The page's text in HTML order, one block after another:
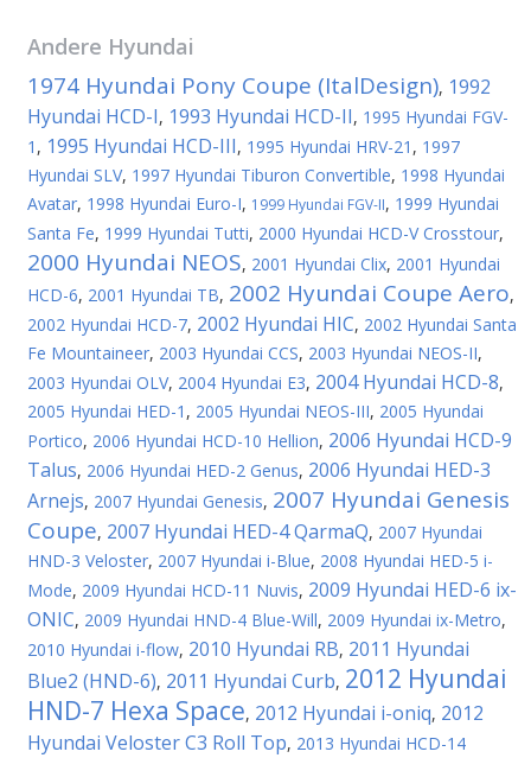
Andere Hyundai
1974 Hyundai Pony Coupe (ItalDesign), 1992
Hyundai HCD-I, 1993 Hyundai HCD-II, 1995 Hyundai FGV-
1 , 1995 Hyundai HCD-III, 1995 Hyundai HRV-21 , 1997
Hyundai SLV, 1997 Hyundai Tiburon Convertible, 1998 Hyundai
Avatar, 1998 Hyundai Euro-I, 1999 Hyundai FGV-II, 1999 Hyundai
Santa Fe, 1999 Hyundai Tutti, 2000 Hyundai HCD-V Crosstour,
2000 Hyundai NEOS, 2001 Hyundai Clix, 2001 Hyundai
HCD-6, 2001 Hyundai TB, 2002 Hyundai Coupe Aero,
2002 Hyundai HCD-7, 2002 Hyundai HIC, 2002 Hyundai Santa
Fe Mountaineer, 2003 Hyundai CCS, 2003 Hyundai NEOS-II,
2003 Hyundai OLV, 2004 Hyundai E3, 2004 Hyundai HCD-8,
2005 Hyundai HED-1 , 2005 Hyundai NEOS-III, 2005 Hyundai
Portico, 2006 Hyundai HCD-10 Hellion, 2006 Hyundai HCD-9
Talus, 2006 Hyundai HED-2 Genus, 2006 Hyundai HED-3
Arnejs, 2007 Hyundai Genesis, 2007 Hyundai Genesis
Coupe, 2007 Hyundai HED-4 QarmaQ, 2007 Hyundai
HND-3 Veloster, 2007 Hyundai i-Blue, 2008 Hyundai HED-5 i-
Mode, 2009 Hyundai HCD-11 Nuvis, 2009 Hyundai HED-6 ix-
ONIC, 2009 Hyundai HND-4 Blue-Will, 2009 Hyundai ix-Metro,
2010 Hyundai i-flow, 2010 Hyundai RB, 2011 Hyundai
Blue2 (HND-6), 2011 Hyundai Curb, 2012 Hyundai
HND-7 Hexa Space, 2012 Hyundai i-oniq, 2012
Hyundai Veloster C3 Roll Top, 2013 Hyundai HCD-14